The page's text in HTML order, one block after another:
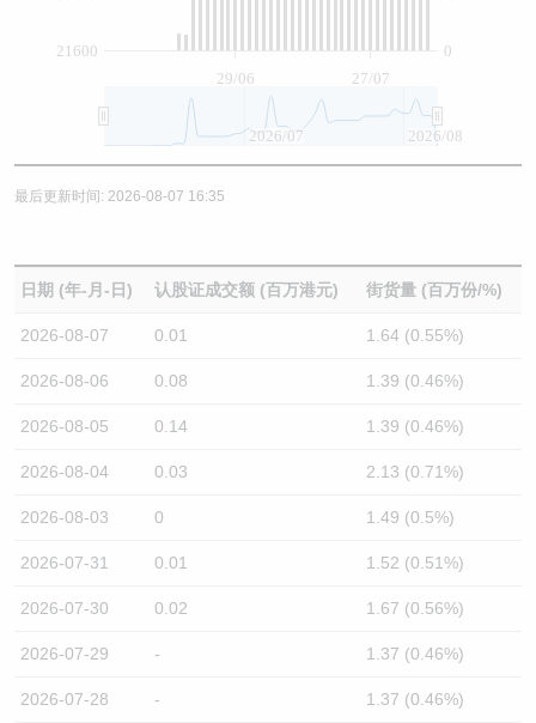
29/06 27/07
0
21600
2026/07 2026/08
最后更新时间: 2026-08-07 16:35
日期 (年-月-日) 认股证成交额 (百万港元) 街货量 (百万份/%)
2026-08-07 0.01 1.64 (0.55%)
2026-08-06 0.08 1.39 (0.46%)
2026-08-05 0.14 1.39 (0.46%)
2026-08-04 0.03 2.13 (0.71%)
2026-08-03 0 1.49 (0.5%)
2026-07-31 0.01 1.52 (0.51%)
2026-07-30 0.02 1.67 (0.56%)
2026-07-29 - 1.37 (0.46%)
2026-07-28 - 1.37 (0.46%)